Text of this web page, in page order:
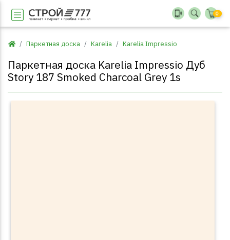
0
Паркетная доска Karelia Karelia Impressio
Паркетная доска Karelia Impressio Дуб
Story 187 Smoked Charcoal Grey 1s